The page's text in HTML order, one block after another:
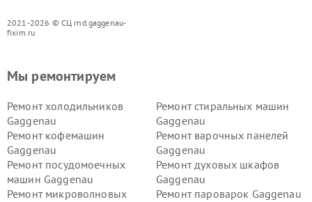
2021-2026 © СЦ rnd.gaggenau-
fixim.ru
Мы ремонтируем
Ремонт холодильников
Gaggenau
Ремонт стиральных машин
Gaggenau
Ремонт кофемашин
Gaggenau
Ремонт варочных панелей
Gaggenau
Ремонт посудомоечных
машин Gaggenau
Ремонт духовых шкафов
Gaggenau
Ремонт микроволновых
Ремонт пароварок Gaggenau